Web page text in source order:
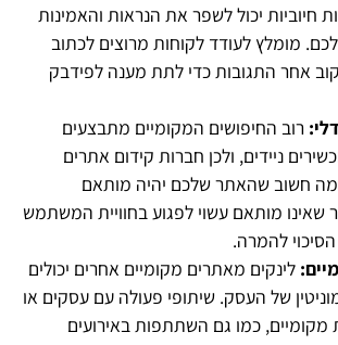
חיוביות יכול לשפר את הנראות והאמינות
מומלץ לעודד לקוחות מרוצים לכתוב
אחר התגובות כדי לתת מענה לפידבק
רוב החיפושים המקומיים מתבצעים
ניידים, ולכן חברות קידום אתרים
כמה חשוב שהאתר שלכם יהיה מותאם
שאינו מותאם עשוי לפגוע בחוויית המשתמש
להמרה.
לינקים מאתרים מקומיים אחרים יכולים
של העסק. שיתופי פעולה עם עסקים או
מקומיים, כמו גם השתתפות באירועים